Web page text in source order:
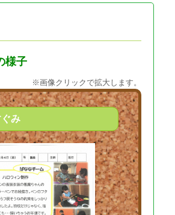
様子
※画像クリックで拡大します。
ぐみ